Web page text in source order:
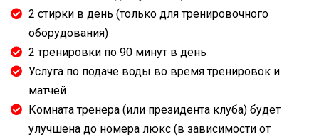
2 стирки в день (только для тренировочного
оборудования)
2 тренировки по 90 минут в день
Услуга по подаче воды во время тренировок и
матчей
Комната тренера (или президента клуба) будет
улучшена до номера люкс (в зависимости от